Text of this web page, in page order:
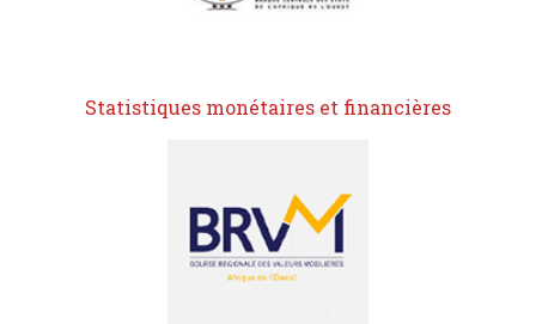
Statistiques monétaires et financières